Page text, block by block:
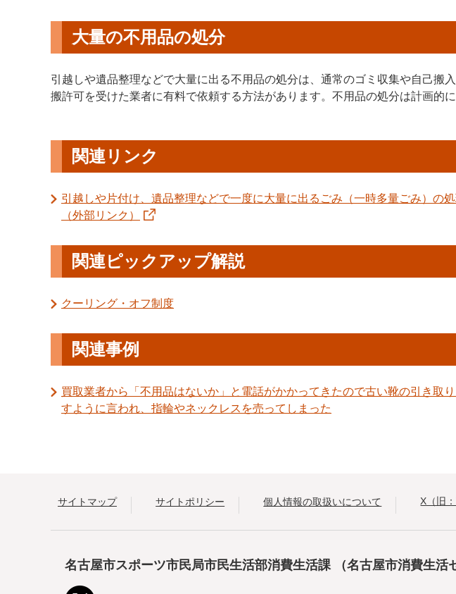
大量の不用品の処分
引越しや遺品整理などで大量に出る不用品の処分は、通常のゴミ収集や自己搬
搬許可を受けた業者に有料で依頼する方法があります。不用品の処分は計画的に
関連リンク
引越しや片付け、遺品整理などで一度に大量に出るごみ（一時多量ごみ）の処
（外部リンク）
関連ピックアップ解説
クーリング・オフ制度
関連事例
買取業者から「不用品はないか」と電話がかかってきたので古い靴の引き取
すように言われ、指輪やネックレスを売ってしまった
サイトマップ サイトポリシー 個人情報の取扱いについて X（旧
名古屋市スポーツ市民局市民生活部消費生活課（名古屋市消費生活